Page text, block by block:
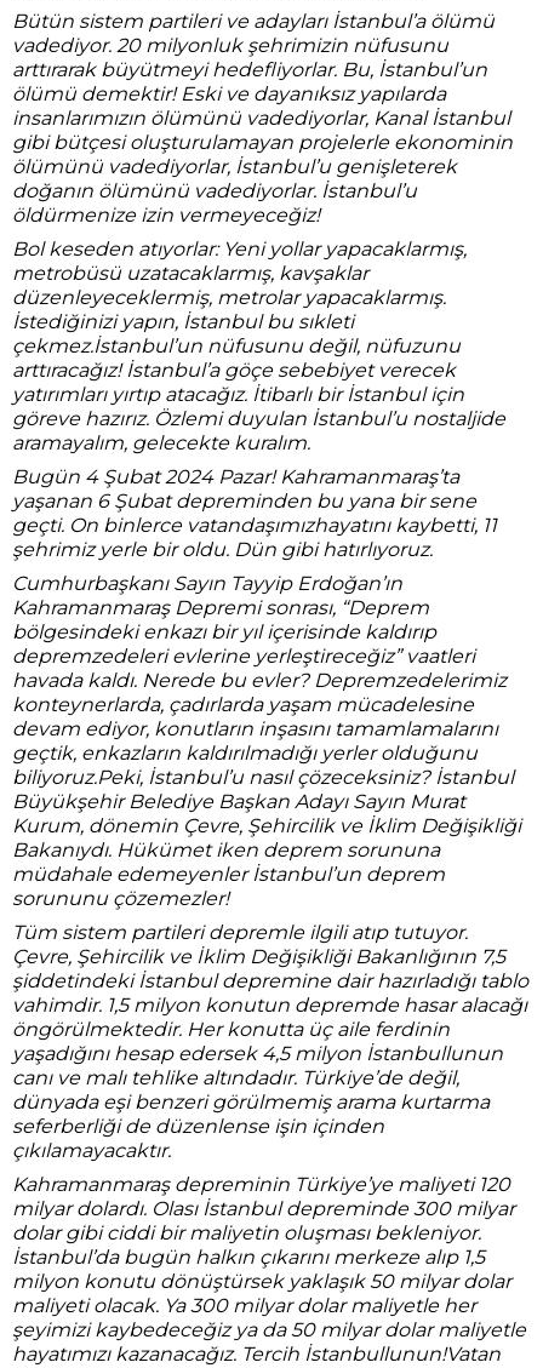
Bütün sistem partileri ve adayları İstanbul’a ölümü
vadediyor. 20 milyonluk şehrimizin nüfusunu
arttırarak büyütmeyi hedefliyorlar. Bu, İstanbul’un
ölümü demektir! Eski ve dayanıksız yapılarda
insanlarımızın ölümünü vadediyorlar, Kanal İstanbul
gibi bütçesi oluşturulamayan projelerle ekonominin
ölümünü vadediyorlar, İstanbul’u genişleterek
doğanın ölümünü vadediyorlar. İstanbul’u
öldürmenize izin vermeyeceğiz!
Bol keseden atıyorlar: Yeni yollar yapacaklarmış,
metrobüsü uzatacaklarmış, kavşaklar
düzenleyeceklermiş, metrolar yapacaklarmış.
İstediğinizi yapın, İstanbul bu sıkleti
çekmez.İstanbul’un nüfusunu değil, nüfuzunu
arttıracağız! İstanbul’a göçe sebebiyet verecek
yatırımları yırtıp atacağız. İtibarlı bir İstanbul için
göreve hazırız. Özlemi duyulan İstanbul’u nostaljide
aramayalım, gelecekte kuralım.
Bugün 4 Şubat 2024 Pazar! Kahramanmaraş’ta
yaşanan 6 Şubat depreminden bu yana bir sene
geçti. On binlerce vatandaşımızhayatını kaybetti, 11
şehrimiz yerle bir oldu. Dün gibi hatırlıyoruz.
Cumhurbaşkanı Sayın Tayyip Erdoğan’ın
Kahramanmaraş Depremi sonrası, “Deprem
bölgesindeki enkazı bir yıl içerisinde kaldırıp
depremzedeleri evlerine yerleştireceğiz” vaatleri
havada kaldı. Nerede bu evler? Depremzedelerimiz
konteynerlarda, çadırlarda yaşam mücadelesine
devam ediyor, konutların inşasını tamamlamalarını
geçtik, enkazların kaldırılmadığı yerler olduğunu
biliyoruz.Peki, İstanbul’u nasıl çözeceksiniz? İstanbul
Büyükşehir Belediye Başkan Adayı Sayın Murat
Kurum, dönemin Çevre, Şehircilik ve İklim Değişikliği
Bakanıydı. Hükümet iken deprem sorununa
müdahale edemeyenler İstanbul’un deprem
sorununu çözemezler!
Tüm sistem partileri depremle ilgili atıp tutuyor.
Çevre, Şehircilik ve İklim Değişikliği Bakanlığının 7,5
şiddetindeki İstanbul depremine dair hazırladığı tablo
vahimdir. 1,5 milyon konutun depremde hasar alacağı
öngörülmektedir. Her konutta üç aile ferdinin
yaşadığını hesap edersek 4,5 milyon İstanbullunun
canı ve malı tehlike altındadır. Türkiye’de değil,
dünyada eşi benzeri görülmemiş arama kurtarma
seferberliği de düzenlense işin içinden
çıkılamayacaktır.
Kahramanmaraş depreminin Türkiye’ye maliyeti 120
milyar dolardı. Olası İstanbul depreminde 300 milyar
dolar gibi ciddi bir maliyetin oluşması bekleniyor.
İstanbul’da bugün halkın çıkarını merkeze alıp 1,5
milyon konutu dönüştürsek yaklaşık 50 milyar dolar
maliyeti olacak. Ya 300 milyar dolar maliyetle her
şeyimizi kaybedeceğiz ya da 50 milyar dolar maliyetle
hayatımızı kazanacağız. Tercih İstanbullunun!Vatan